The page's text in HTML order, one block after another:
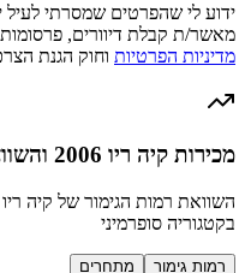
ידוע לי שהפרטים שמסרתי לעיל
מאשר/ת קבלת דיוורים,
מדיניות הפרטיות וחוק הגנת
מכירות קיה ריו 2006 והשוואה למתחרים
בקטגוריה סופרמיני
רמות גימור מתחרים